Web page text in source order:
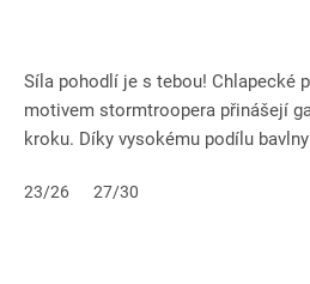
Síla pohodlí je s tebou! Chlapecké
motivem stormtroopera přinášejí
kroku. Díky vysokému podílu
23/26 27/30